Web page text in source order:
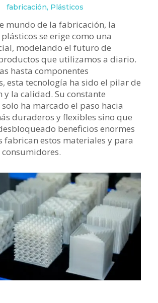
fabricación, Plásticos
mundo de la fabricación, la
se erige como una
modelando el futuro de
que utilizamos a diario.
hasta componentes
esta tecnología ha sido el pilar de
y la calidad. Su constante
ha marcado el paso hacia
duraderos y flexibles sino que
beneficios enormes
fabrican estos materiales y para